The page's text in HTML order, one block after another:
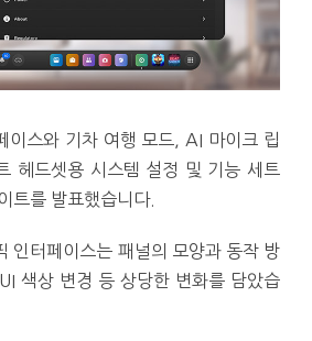
이스와 기차 여행 모드, AI 마이크 립
헤드셋용 시스템 설정 및 기능 세트
트를 발표했습니다.
인터페이스는 패널의 모양과 동작 방
색상 변경 등 상당한 변화를 담았습